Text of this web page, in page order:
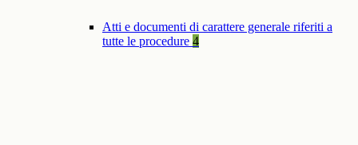
Atti e documenti di carattere generale riferiti a
tutte le procedure 4